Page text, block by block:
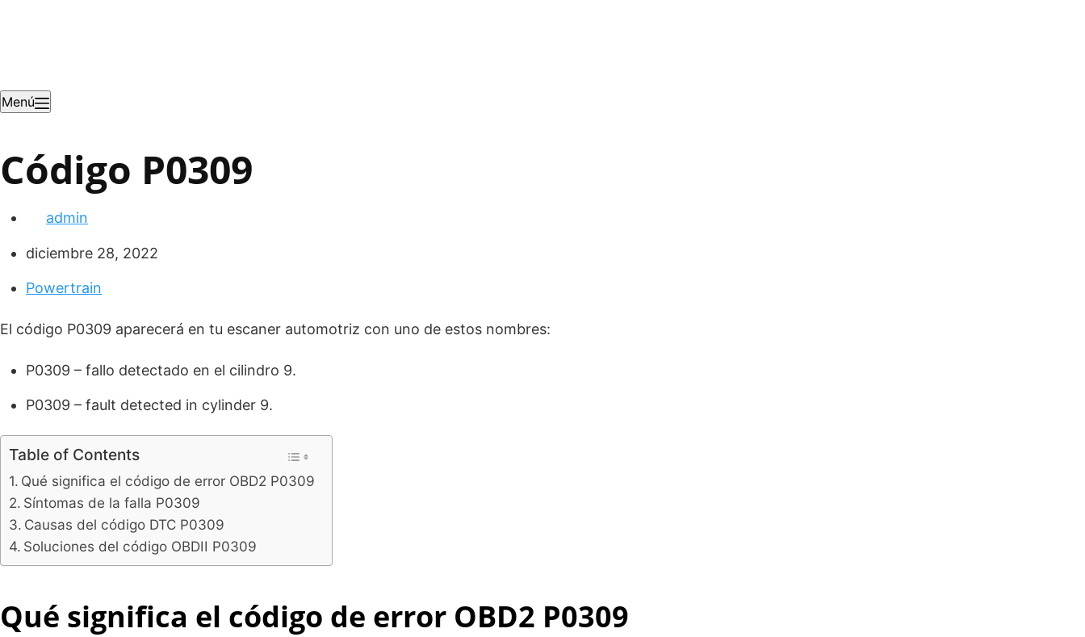
Menú
Código P0309
admin
diciembre 28, 2022
Powertrain
El código P0309 aparecerá en tu escaner automotriz con uno de estos nombres:
P0309 – fallo detectado en el cilindro 9.
P0309 – fault detected in cylinder 9.
Table of Contents
Qué significa el código de error OBD2 P0309
Síntomas de la falla P0309
Causas del código DTC P0309
Soluciones del código OBDII P0309
Qué significa el código de error OBD2 P0309